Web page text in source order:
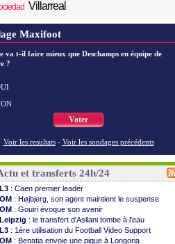
Villarreal
Maxifoot
va t-il faire mieux que Deschamps en équipe de
?
Voter
Voir les resultats - Voir les sondages précédents
et transferts 24h/24
L3 : Caen premier leader
OM : Højbjerg, son agent maintient le suspense
OM : Gouiri évoque son avenir
Leipzig : le transfert d'Asllani tombe à l'eau
L3 : 1ère utilisation du Football Video Support
OM : Benatia envoie une pique à Longoria